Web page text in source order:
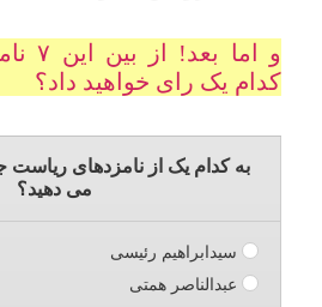
و اما
کدام یک رای خواهید داد؟
می دهید؟
سیدابراهیم رئیسی
عبدالناصر همتی